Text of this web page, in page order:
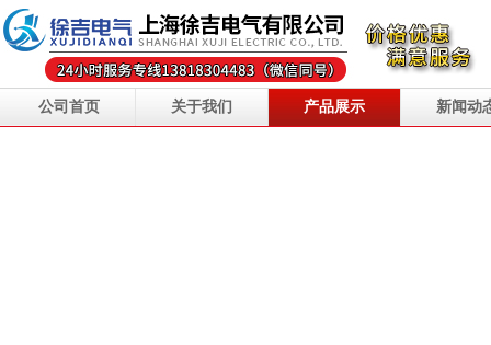
公司首页 关于我们 产品展示 新闻动